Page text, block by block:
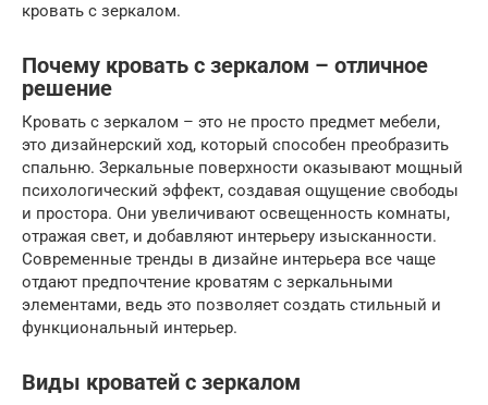
кровать с зеркалом.
Почему кровать с зеркалом – отличное
решение
Кровать с зеркалом – это не просто предмет мебели,
это дизайнерский ход, который способен преобразить
спальню. Зеркальные поверхности оказывают мощный
психологический эффект, создавая ощущение свободы
и простора. Они увеличивают освещенность комнаты,
отражая свет, и добавляют интерьеру изысканности.
Современные тренды в дизайне интерьера все чаще
отдают предпочтение кроватям с зеркальными
элементами, ведь это позволяет создать стильный и
функциональный интерьер.
Виды кроватей с зеркалом